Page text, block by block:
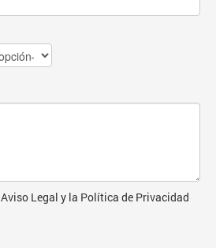
Aviso Legal y la Política de Privacidad